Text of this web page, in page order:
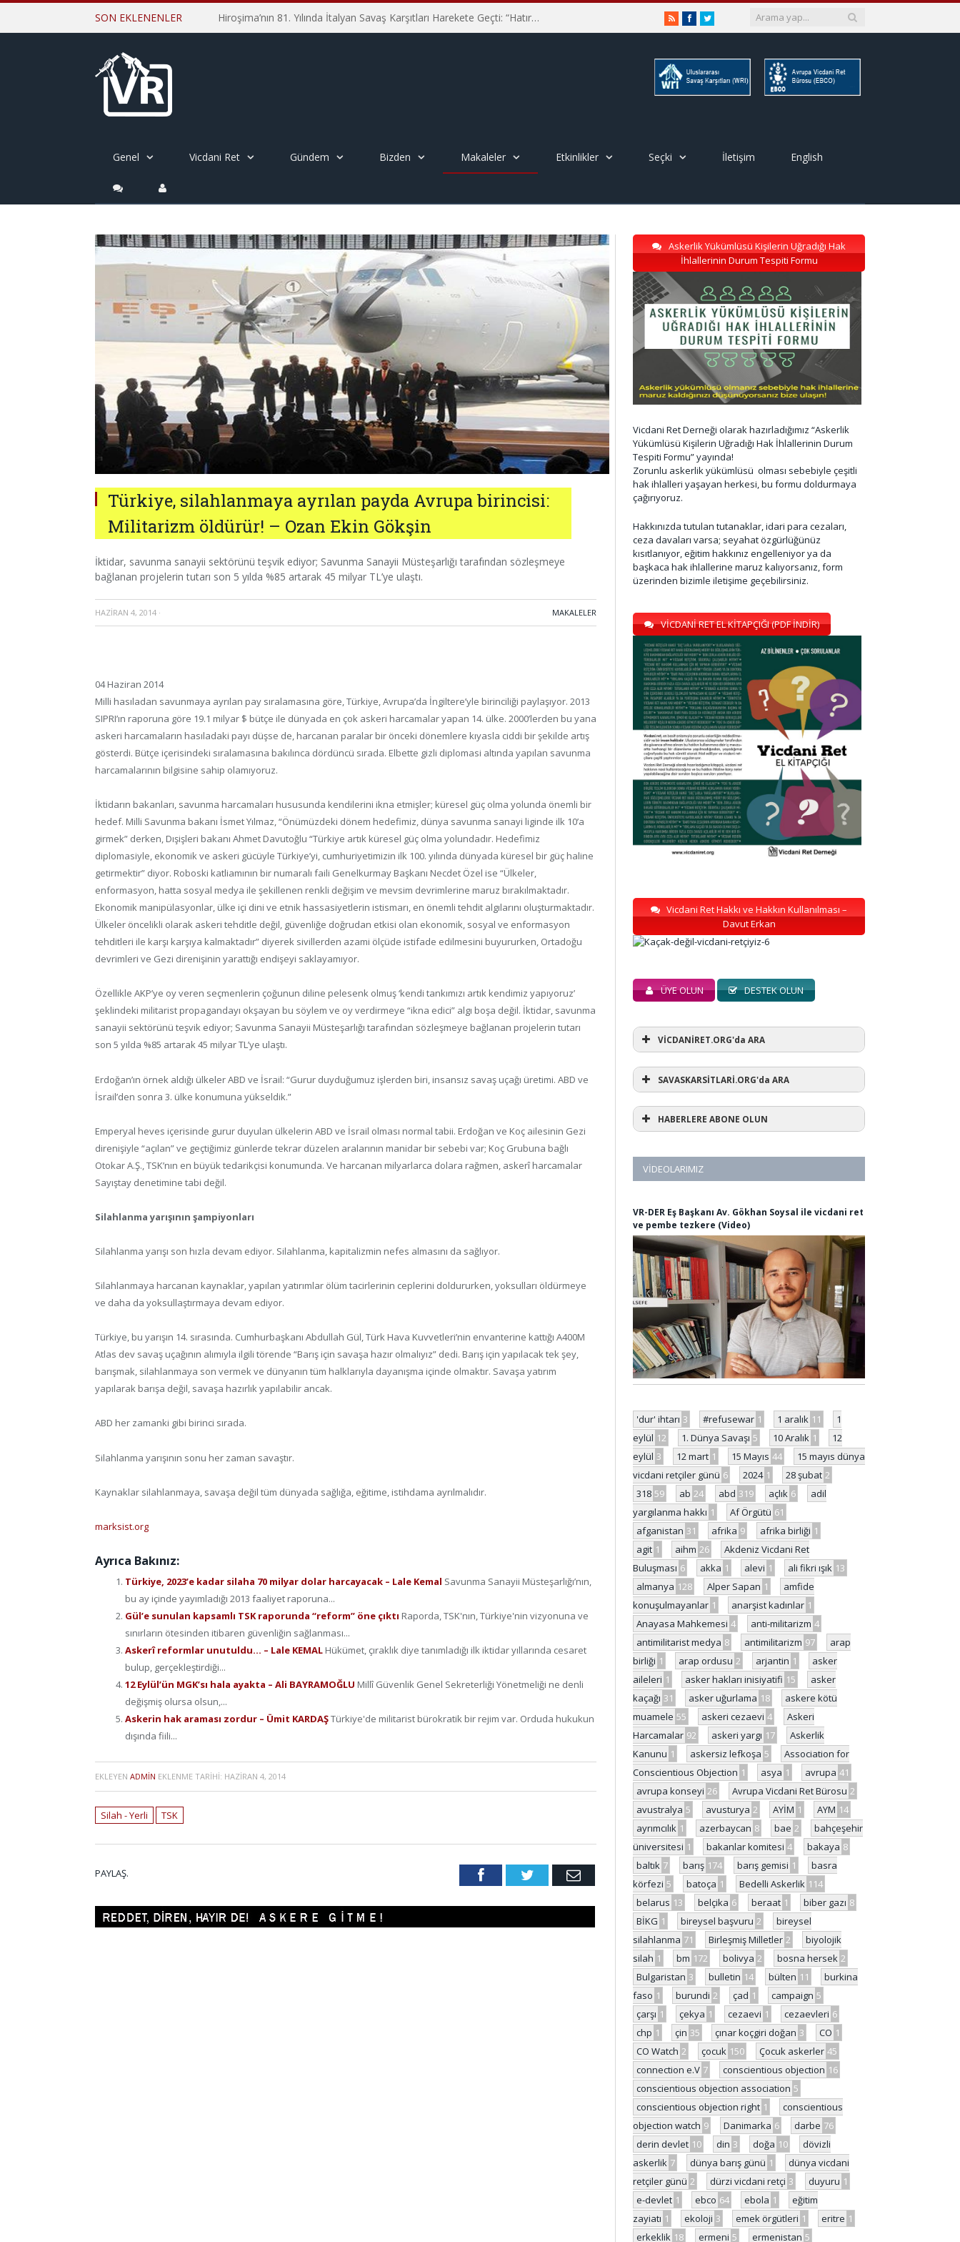
SON EKLENENLER Hiroşima’nın 81. Yılında İtalyan Savaş Karşıtları Harekete Geçti: “Hatırlamak yeterli değil” RSSFacebookTwitter
Genel Vicdani Ret Gündem Bizden Makaleler Etkinlikler Seçki İletişim English
Türkiye, silahlanmaya ayrılan payda Avrupa birincisi:
Militarizm öldürür! – Ozan Ekin Gökşin
İktidar, savunma sanayii sektörünü teşvik ediyor; Savunma Sanayii Müsteşarlığı tarafından sözleşmeye
bağlanan projelerin tutarı son 5 yılda %85 artarak 45 milyar TL’ye ulaştı.
HAZIRAN 4, 2014 · MAKALELER
04 Haziran 2014
Milli hasıladan savunmaya ayrılan pay sıralamasına göre, Türkiye, Avrupa’da İngiltere’yle birinciliği paylaşıyor. 2013
SIPRI’ın raporuna göre 19.1 milyar $ bütçe ile dünyada en çok askeri harcamalar yapan 14. ülke. 2000’lerden bu yana
askeri harcamaların hasıladaki payı düşse de, harcanan paralar bir önceki dönemlere kıyasla ciddi bir şekilde artış
gösterdi. Bütçe içerisindeki sıralamasına bakılınca dördüncü sırada. Elbette gizli diplomasi altında yapılan savunma
harcamalarının bilgisine sahip olamıyoruz.
İktidarın bakanları, savunma harcamaları hususunda kendilerini ikna etmişler; küresel güç olma yolunda önemli bir
hedef. Milli Savunma bakanı İsmet Yılmaz, “Önümüzdeki dönem hedefimiz, dünya savunma sanayi liginde ilk 10’a
girmek” derken, Dışişleri bakanı Ahmet Davutoğlu “Türkiye artık küresel güç olma yolundadır. Hedefimiz
diplomasiyle, ekonomik ve askeri gücüyle Türkiye’yi, cumhuriyetimizin ilk 100. yılında dünyada küresel bir güç haline
getirmektir” diyor. Roboski katliamının bir numaralı faili Genelkurmay Başkanı Necdet Özel ise “Ülkeler,
enformasyon, hatta sosyal medya ile şekillenen renkli değişim ve mevsim devrimlerine maruz bırakılmaktadır.
Ekonomik manipülasyonlar, ülke içi dini ve etnik hassasiyetlerin istismarı, en önemli tehdit algılarını oluşturmaktadır.
Ülkeler öncelikli olarak askeri tehditle değil, güvenliğe doğrudan etkisi olan ekonomik, sosyal ve enformasyon
tehditleri ile karşı karşıya kalmaktadır” diyerek sivillerden azami ölçüde istifade edilmesini buyururken, Ortadoğu
devrimleri ve Gezi direnişinin yarattığı endişeyi saklayamıyor.
Özellikle AKP’ye oy veren seçmenlerin çoğunun diline pelesenk olmuş ‘kendi tankımızı artık kendimiz yapıyoruz’
şeklindeki militarist propagandayı okşayan bu söylem ve oy verdirmeye “ikna edici” algı boşa değil. İktidar, savunma
sanayii sektörünü teşvik ediyor; Savunma Sanayii Müsteşarlığı tarafından sözleşmeye bağlanan projelerin tutarı
son 5 yılda %85 artarak 45 milyar TL’ye ulaştı.
Erdoğan’ın örnek aldığı ülkeler ABD ve İsrail: “Gurur duyduğumuz işlerden biri, insansız savaş uçağı üretimi. ABD ve
İsrail’den sonra 3. ülke konumuna yükseldik.”
Emperyal heves içerisinde gurur duyulan ülkelerin ABD ve İsrail olması normal tabii. Erdoğan ve Koç ailesinin Gezi
direnişiyle “açılan” ve geçtiğimiz günlerde tekrar düzelen aralarının manidar bir sebebi var; Koç Grubuna bağlı
Otokar A.Ş., TSK’nın en büyük tedarikçisi konumunda. Ve harcanan milyarlarca dolara rağmen, askerî harcamalar
Sayıştay denetimine tabi değil.
Silahlanma yarışının şampiyonları
Silahlanma yarışı son hızla devam ediyor. Silahlanma, kapitalizmin nefes almasını da sağlıyor.
Silahlanmaya harcanan kaynaklar, yapılan yatırımlar ölüm tacirlerinin ceplerini doldururken, yoksulları öldürmeye
ve daha da yoksullaştırmaya devam ediyor.
Türkiye, bu yarışın 14. sırasında. Cumhurbaşkanı Abdullah Gül, Türk Hava Kuvvetleri’nin envanterine kattığı A400M
Atlas dev savaş uçağının alımıyla ilgili törende “Barış için savaşa hazır olmalıyız” dedi. Barış için yapılacak tek şey,
barışmak, silahlanmaya son vermek ve dünyanın tüm halklarıyla dayanışma içinde olmaktır. Savaşa yatırım
yapılarak barışa değil, savaşa hazırlık yapılabilir ancak.
ABD her zamanki gibi birinci sırada.
Silahlanma yarışının sonu her zaman savaştır.
Kaynaklar silahlanmaya, savaşa değil tüm dünyada sağlığa, eğitime, istihdama ayrılmalıdır.
marksist.org
Ayrıca Bakınız:
Türkiye, 2023’e kadar silaha 70 milyar dolar harcayacak – Lale Kemal Savunma Sanayii Müsteşarlığı’nın,
bu ay içinde yayımladığı 2013 faaliyet raporuna...
Gül’e sunulan kapsamlı TSK raporunda “reform” öne çıktı Raporda, TSK'nın, Türkiye'nin vizyonuna ve
sınırların ötesinden itibaren güvenliğin sağlanması...
Askerî reformlar unutuldu… – Lale KEMAL Hükümet, çıraklık diye tanımladığı ilk iktidar yıllarında cesaret
bulup, gerçekleştirdiği...
12 Eylül’ün MGK’sı hala ayakta – Ali BAYRAMOĞLU Millî Güvenlik Genel Sekreterliği Yönetmeliği ne denli
değişmiş olursa olsun,...
Askerin hak araması zordur – Ümit KARDAŞTürkiye'de militarist bürokratik bir rejim var. Orduda hukukun
dışında fiili...
EKLEYEN ADMIN EKLENME TARIHI: HAZIRAN 4, 2014
Silah - Yerli TSK
PAYLAŞ. FacebookTwitter Email
Askerlik Yükümlüsü Kişilerin Uğradığı Hak
İhlallerinin Durum Tespiti Formu
Vicdani Ret Derneği olarak hazırladığımız “Askerlik
Yükümlüsü Kişilerin Uğradığı Hak İhlallerinin Durum
Tespiti Formu” yayında!
Zorunlu askerlik yükümlüsü olması sebebiyle çeşitli
hak ihlalleri yaşayan herkesi, bu formu doldurmaya
çağırıyoruz.
Hakkınızda tutulan tutanaklar, idari para cezaları,
ceza davaları varsa; seyahat özgürlüğünüz
kısıtlanıyor, eğitim hakkınız engelleniyor ya da
başkaca hak ihlallerine maruz kalıyorsanız, form
üzerinden bizimle iletişime geçebilirsiniz.
VİCDANİ RET EL KİTAPÇIĞI (PDF İNDİR)
Vicdani Ret Hakkı ve Hakkın Kullanılması –
Davut Erkan
ÜYE OLUN DESTEK OLUN
VİCDANİRET.ORG'da ARA
SAVASKARSİTLARİ.ORG'da ARA
HABERLERE ABONE OLUN
VIDEOLARIMIZ
VR-DER Eş Başkanı Av. Gökhan Soysal ile vicdani ret
ve pembe tezkere (Video)
'dur' ihtarı 3 #refusewar 1 1 aralık 11
1
eylül 12 1. Dünya Savaşı 5 10 Aralık 1
12
eylül 3 12 mart 1 15 Mayıs 44
15 mayıs dünya
vicdani retçiler günü 6 2024 1 28 şubat 2
318 59 ab 24 abd 319 açlık 6
adil
yargılanma hakkı 1 Af Örgütü 61
afganistan 31 afrika 9 afrika birliği 1
agit 1 aihm 26
Akdeniz Vicdani Ret
Buluşması 6 akka 1 alevi 1 ali fikri ışık 13
almanya 128 Alper Sapan 1
amfide
konuşulmayanlar 1 anarşist kadınlar 1
Anayasa Mahkemesi 4 anti-militarizm 4
antimilitarist medya 8 antimilitarizm 97
arap
birliği 1 arap ordusu 2 arjantin 1
asker
aileleri 1 asker hakları inisiyatifi 15
asker
kaçağı 31 asker uğurlama 18
askere kötü
muamele 55 askeri cezaevi 4
Askeri
Harcamalar 92 askeri yargı 17
Askerlik
Kanunu 1 askersiz lefkoşa 5
Association for
Conscientious Objection 1 asya 1 avrupa 41
avrupa konseyi 26 Avrupa Vicdani Ret Bürosu 2
avustralya 5 avusturya 2 AYİM 1 AYM 14
ayrımcılık 1 azerbaycan 8 bae 2
bahçeşehir
üniversitesi 1 bakanlar komitesi 4 bakaya 8
baltık 7 barış 174 barış gemisi 1
basra
körfezi 5 batoça 1 Bedelli Askerlik 114
belarus 13 belçika 6 beraat 1 biber gazı 8
BİKG 1 bireysel başvuru 2
bireysel
silahlanma 71 Birleşmiş Milletler 2
biyolojik
silah 1 bm 172 bolivya 2 bosna hersek 2
Bulgaristan 3 bulletin 14 bülten 11
burkina
faso 1 burundi 2 çad 1 campaign 5
çarşı 1 çekya 1 cezaevi 1 cezaevleri 6
chp 1 çin 35 çınar koçgiri doğan 3 CO 1
CO Watch 2 çocuk 150 Çocuk askerler 45
connection e.V 7 conscientious objection 16
conscientious objection association 5
conscientious objection right 1
conscientious
objection watch 9 Danimarka 6 darbe 76
derin devlet 10 din 3 doğa 10
dövizli
askerlik 7 dünya barış günü 1
dünya vicdani
retçiler günü 2 dürzi vicdani retçi 3 duyuru 1
e-devlet 1 ebco 64 ebola 1
eğitim
zayiatı 1 ekoloji 3 emek örgütleri 1 eritre 1
erkeklik 18 ermeni 5 ermenistan 5